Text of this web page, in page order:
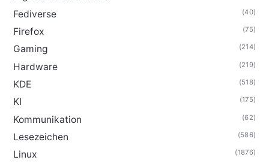
Fediverse (40)
Firefox (75)
Gaming (214)
Hardware (219)
KDE (518)
KI (175)
Kommunikation (62)
Lesezeichen (586)
Linux (1876)